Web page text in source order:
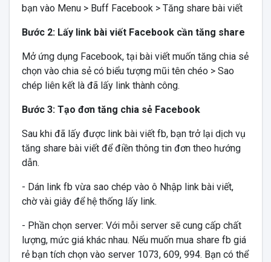
bạn vào Menu > Buff Facebook > Tăng share bài viết
Bước 2: Lấy link bài viết Facebook cần tăng share
Mở ứng dụng Facebook, tại bài viết muốn tăng chia sẻ
chọn vào chia sẻ có biểu tượng mũi tên chéo > Sao
chép liên kết là đã lấy link thành công.
Bước 3: Tạo đơn tăng chia sẻ Facebook
Sau khi đã lấy được link bài viết fb, bạn trở lại dịch vụ
tăng share bài viết để điền thông tin đơn theo hướng
dẫn.
- Dán link fb vừa sao chép vào ô Nhập link bài viết,
chờ vài giây để hệ thống lấy link.
- Phần chọn server: Với mỗi server sẽ cung cấp chất
lượng, mức giá khác nhau. Nếu muốn mua share fb giá
rẻ bạn tích chọn vào server 1073, 609, 994. Bạn có thể